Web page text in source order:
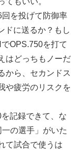
を投げて防御率
ドに送るか？もし
OPS.750を打て
はどっちもノーだ
から、セカンドス
や疲労のリスクを
記録できて、な
の選手」がいた
て試合で使うは